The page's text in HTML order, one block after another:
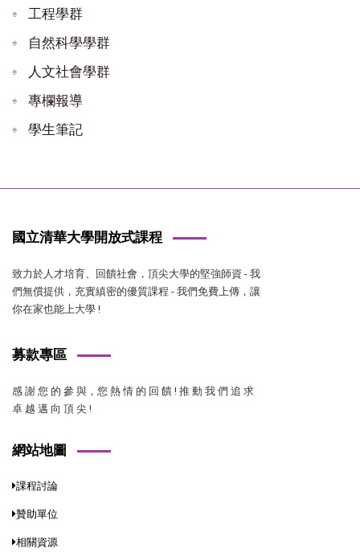
工程學群
自然科學學群
人文社會學群
專欄報導
學生筆記
國立清華大學開放式課程
致力於人才培育、回饋社會，頂尖大學的堅強師資 - 我
們無償提供，充實縝密的優質課程 - 我們免費上傳，讓
你在家也能上大學 !
募款專區
感 謝 您 的 參 與，您 熱 情 的 回 饋 ! 推 動 我 們 追 求
卓 越 邁 向 頂 尖 !
網站地圖
課程討論
贊助單位
相關資源